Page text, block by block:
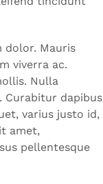
dolor. Mauris
viverra ac.
Nulla
dapibus
varius justo id,
amet,
pellentesque